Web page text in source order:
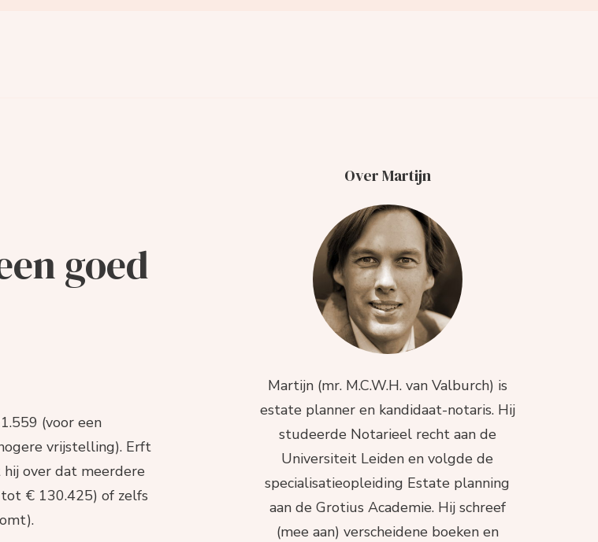
goed
(voor een
vrijstelling). Erft
over dat meerdere
€ 130.425) of zelfs
Over Martijn
Martijn (mr. M.C.W.H. van Valburch) is
estate planner en kandidaat-notaris. Hij
studeerde Notarieel recht aan de
Universiteit Leiden en volgde de
specialisatieopleiding Estate planning
aan de Grotius Academie. Hij schreef
(mee aan) verscheidene boeken en